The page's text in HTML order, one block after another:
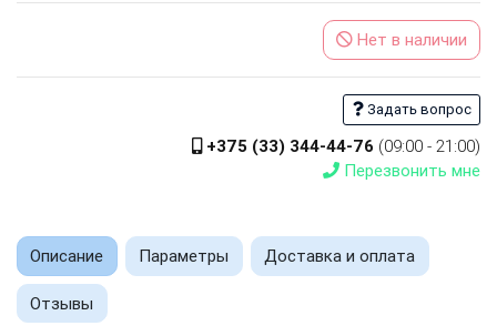
Нет в наличии
Задать вопрос
+375 (33) 344-44-76 (09:00 - 21:00)
Перезвонить мне
Описание Параметры Доставка и оплата
Отзывы